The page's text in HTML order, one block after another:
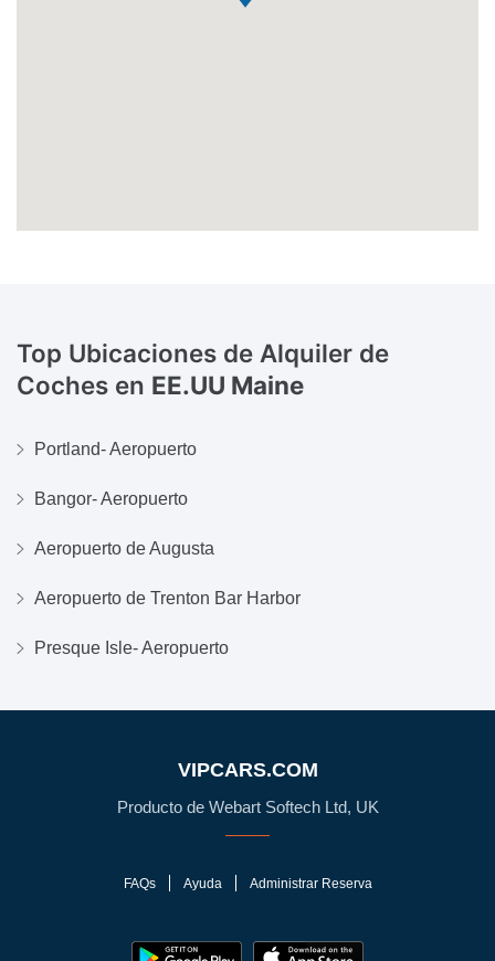
Top Ubicaciones de Alquiler de
Coches en EE.UU Maine
Portland- Aeropuerto
Bangor- Aeropuerto
Aeropuerto de Augusta
Aeropuerto de Trenton Bar Harbor
Presque Isle- Aeropuerto
VIPCARS.COM
Producto de Webart Softech Ltd, UK
FAQs Ayuda Administrar Reserva